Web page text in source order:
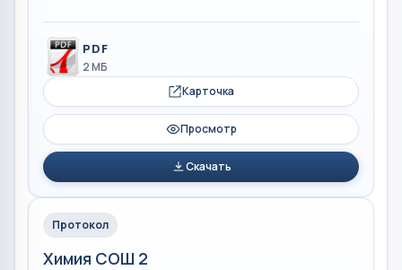
PDF
2 МБ
Карточка
Просмотр
Скачать
Протокол
Химия СОШ 2